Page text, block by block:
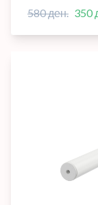
580 ден. 350